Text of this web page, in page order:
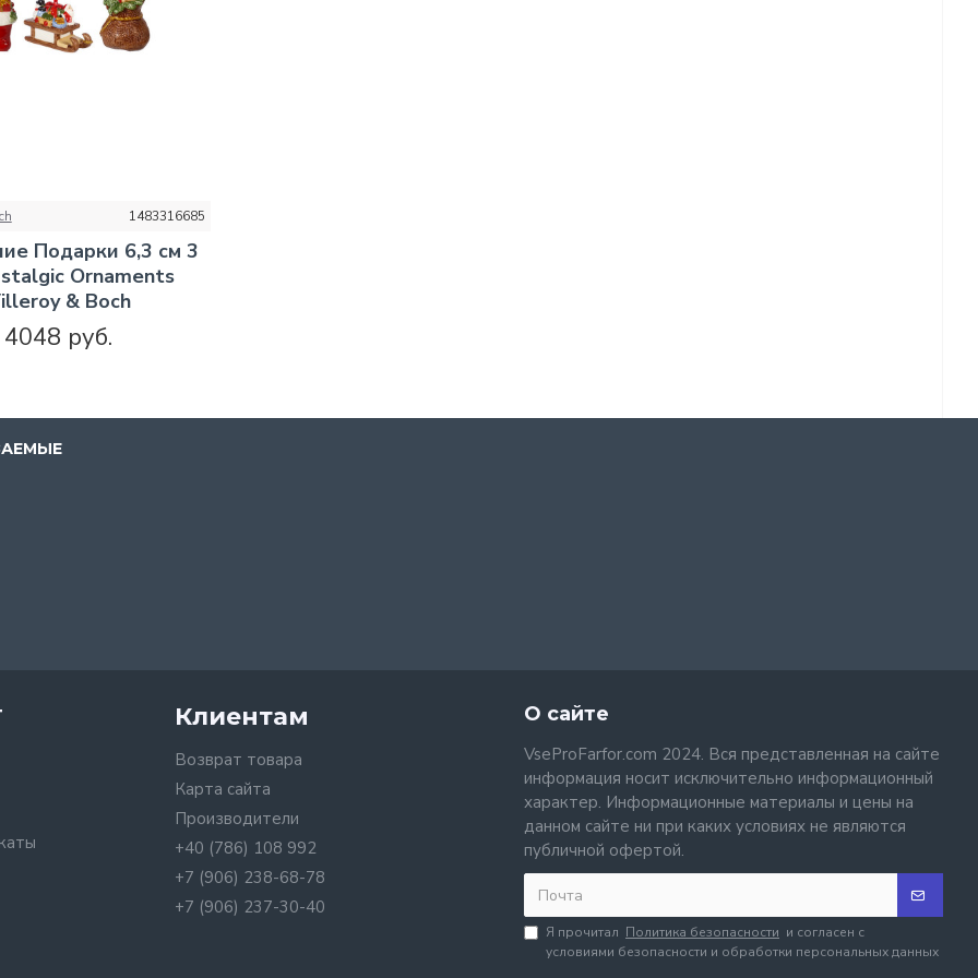
1483316685
Подарки 6,3 см 3
Ornaments
& Boch
4048 руб.
Клиентам
Возврат товара
Карта сайта
Производители
+40 (786) 108 992
+7 (906) 238-68-78
+7 (906) 237-30-40
О сайте
VseProFarfor.com 2024. Вся представленная на сайте
информация носит исключительно информационный
характер. Информационные материалы и цены на
данном сайте ни при каких условиях не являются
публичной офертой.
Я прочитал Политика безопасности и согласен с
условиями безопасности и обработки персональных данных